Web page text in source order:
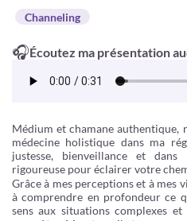
Channeling
🎧Écoutez ma présentation
Médium et chamane authentique,
médecine holistique dans ma
justesse, bienveillance et
rigoureuse pour éclairer votre
Grâce à mes perceptions et à mes
à comprendre en profondeur ce
sens aux situations complexes